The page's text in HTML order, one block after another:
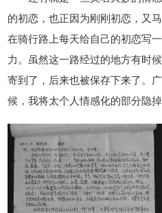
的初恋，也正因为刚刚初恋，又
在骑行路上每天给自己的初恋写
力。虽然这一路经过的地方有时
寄到了，后来也被保存下来了。
候，我将太个人情感化的部分隐掉